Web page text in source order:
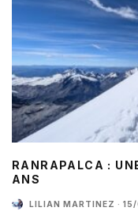
RANRAPALCA :
ANS
LILIAN MARTINEZ ·